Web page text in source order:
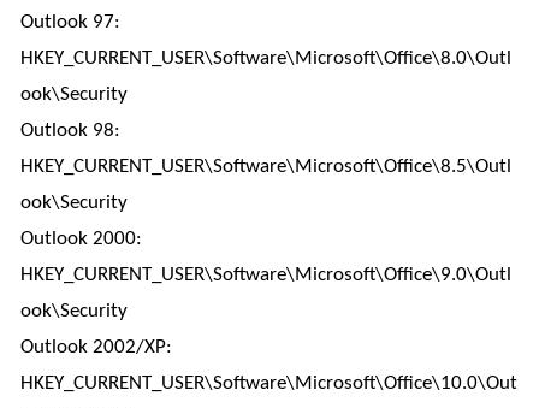
Outlook 97:
HKEY_CURRENT_USER\Software\Microsoft\Office\8.0\Outl
ook\Security
Outlook 98:
HKEY_CURRENT_USER\Software\Microsoft\Office\8.5\Outl
ook\Security
Outlook 2000:
HKEY_CURRENT_USER\Software\Microsoft\Office\9.0\Outl
ook\Security
Outlook 2002/XP:
HKEY_CURRENT_USER\Software\Microsoft\Office\10.0\Out